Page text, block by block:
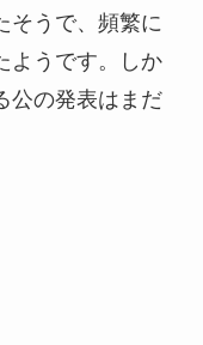
そうで、頻繁に
ようです。しか
公の発表はまだ